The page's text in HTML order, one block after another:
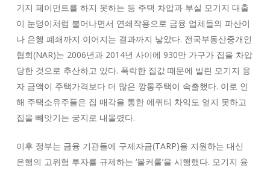
기지 페이먼트를 하지 못하는 등 주택 차압과 부실 모기지 대출
이 눈덩이처럼 불어나면서 연쇄작용으로 금융 업체들의 파산이
나 은행 폐쇄까지 이어지는 결과까지 낳았다. 전국부동산중개인
협회(NAR)는 2006년과 2014년 사이에 930만 가구가 집을 차압
당한 것으로 추산하고 있다. 폭락한 집값 때문에 빌린 모기지 융
자 금액이 주택가격보다 더 많은 깡통주택이 속출했다. 이로 인
해 주택소유주들은 집 매각을 통한 에퀴티 차익도 얻지 못하고
집을 빼앗기는 궁지로 내몰렸다.
이후 정부는 금융 기관들에 구제자금(TARP)을 지원하는 대신
은행의 고위험 투자를 규제하는 ‘볼커룰’을 시행했다. 모기지 융